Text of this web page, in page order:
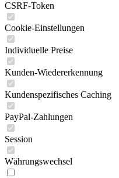
CSRF-Token
Cookie-Einstellungen
Individuelle Preise
Kunden-Wiedererkennung
Kundenspezifisches Caching
PayPal-Zahlungen
Session
Währungswechsel